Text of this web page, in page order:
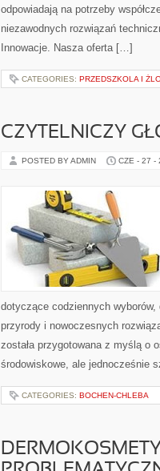
odpowiadają na potrzeby
niezawodnych rozwiązań
Innowacje. Nasza oferta […]
CATEGORIES: PRZEDSZKOLA I
CZYTELNICZY
POSTED BY ADMIN CZE - 27 -
dotyczące codziennych
przyrody i nowoczesnych
została przygotowana z myślą o
środowiskowe, ale jednocześnie
CATEGORIES: BOCHEN-CHLEBA